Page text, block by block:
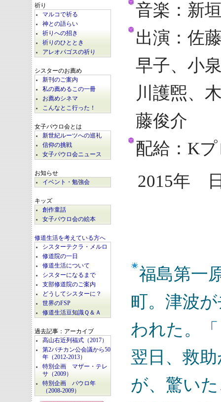
祈り
マルコで祈る
神との語らい
祈りへの招き
祈りのひととき
アレオパゴスの祈り
シスターのお薦め
新刊のご案内
私の薦めるこの一冊
お薦めシネマ
こんなとこ行った！
女子パウロ会とは
新世紀ルーツへの巡礼
信仰の挑戦
女子パウロ会ニュース
お知らせ
イベント・勉強会
キッズ
創作童話
女子パウロ会の絵本
修道生活を考えている方へ
シスターテクラ・メルロ
修道院の一日
修道生活について
シスターになるまで
支部修道院のご案内
どうしてシスターに？
世界のFSP
修道生活豆知識Ｑ＆Ａ
過去記事：アーカイブ
高山右近列福式（2017）
第2バチカン公会議から50
年（2012-2013）
特別企画 マザー・テレ
サ（2009）
特別企画 パウロ年
（2008-2009）
音楽：新
出演：佐
早子、小
川護煕、
藤俊介
配給：K
2015年
福島第一
町。津波
われた。
翌日、救
が、驚い